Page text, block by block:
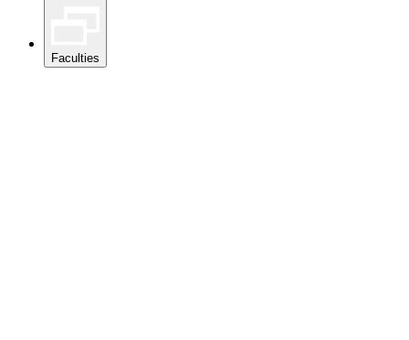
Faculties